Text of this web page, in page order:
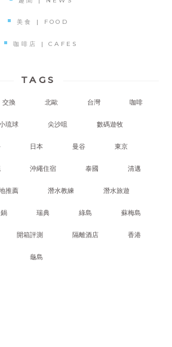
美食 | FOOD
咖啡店 | CAFES
TAGS
交換 北歐 台灣 咖啡
琉球 尖沙咀 數碼遊牧
日本 曼谷 東京
沖繩住宿 泰國 清邁
推薦 潛水教練 潛水旅遊
瑞典 綠島 蘇梅島
開箱評測 隔離酒店 香港
龜島